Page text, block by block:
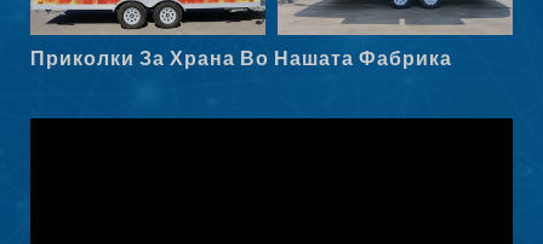
Приколки За Храна Во Нашата Фабрика
Slovenščina
Latviešu valoda